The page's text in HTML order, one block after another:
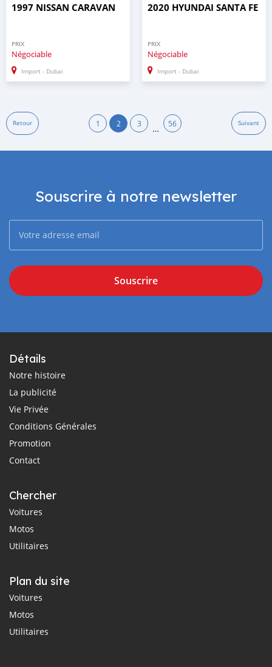
1997 NISSAN CARAVAN
PRIX
Négociable
Import - Dubai
2020 HYUNDAI SANTA FE
PRIX
Négociable
Import - Dubai
Retour 1 2 3 … 56 Suivant
Souscrire à notre newsletter
Souscrire
Détails
Notre histoire
La publicité
Vie Privée
Conditions Générales
Promotion
Contact
Chercher
Voitures
Motos
Utilitaires
Plan du site
Voitures
Motos
Utilitaires